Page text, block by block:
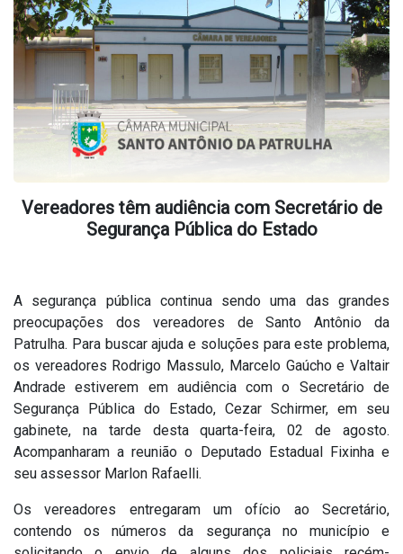
Vereadores têm audiência com Secretário de
Segurança Pública do Estado
A segurança pública continua sendo uma das grandes
preocupações dos vereadores de Santo Antônio da
Patrulha. Para buscar ajuda e soluções para este problema,
os vereadores Rodrigo Massulo, Marcelo Gaúcho e Valtair
Andrade estiverem em audiência com o Secretário de
Segurança Pública do Estado, Cezar Schirmer, em seu
gabinete, na tarde desta quarta-feira, 02 de agosto.
Acompanharam a reunião o Deputado Estadual Fixinha e
seu assessor Marlon Rafaelli.
Os vereadores entregaram um ofício ao Secretário,
contendo os números da segurança no município e